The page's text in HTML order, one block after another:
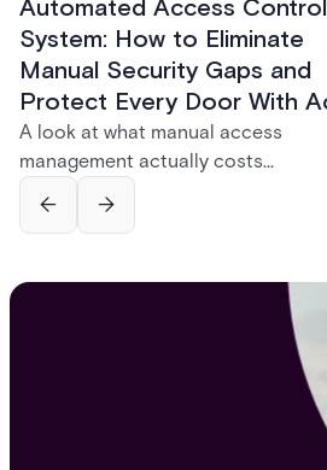
Automated Access Control
System: How to Eliminate
Manual Security Gaps and
Protect Every Door With
A look at what manual access
management actually costs
organizations — lost credentials,
incomplete audit trails, and wasted
close those gaps without forcing a